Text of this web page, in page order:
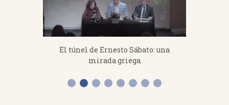
El túnel de Ernesto Sábato: una
mirada griega